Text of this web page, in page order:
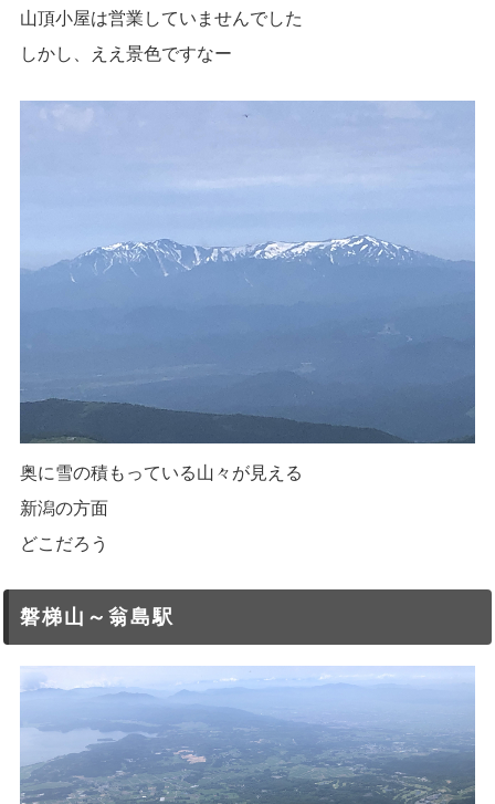
山頂小屋は営業していませんでした
しかし、ええ景色ですなー
奥に雪の積もっている山々が見える
新潟の方面
どこだろう
磐梯山～翁島駅